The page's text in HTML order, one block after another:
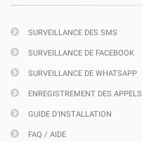
SURVEILLANCE DES SMS
SURVEILLANCE DE FACEBOOK
SURVEILLANCE DE WHATSAPP
ENREGISTREMENT DES APPELS
GUIDE D'INSTALLATION
FAQ / AIDE